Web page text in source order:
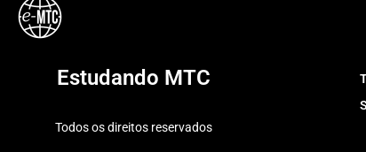
Estudando MTC
Todos os direitos reservados